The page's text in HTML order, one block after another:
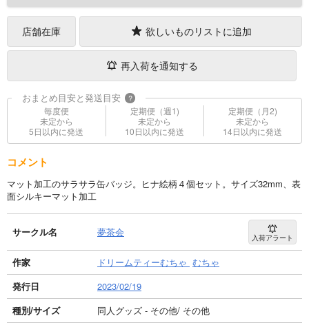
店舗在庫 欲しいものリストに追加
再入荷を通知する
おまとめ目安と発送目安 ?
毎度便
未定から
5日以内に発送
定期便（週1)
未定から
10日以内に発送
定期便（月2)
未定から
14日以内に発送
コメント
マット加工のサラサラ缶バッジ。ヒナ絵柄４個セット。サイズ32mm、表
面シルキーマット加工
サークル名 夢茶会 入荷アラート
作家 ドリームティーむちゃ むちゃ
発行日
2023/02/19
種別/サイズ
同人グッズ - その他/ その他